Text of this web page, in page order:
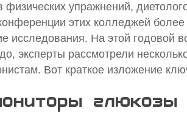
упражнений,
этих колледжей
исследования. На этой годовой
эксперты рассмотрели
Вот краткое изложение
глюкозы